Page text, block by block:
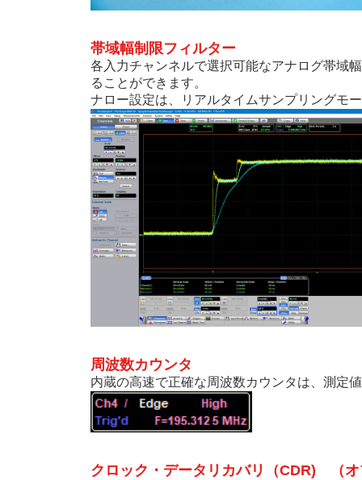
帯域幅制限フィルター
各入力チャンネルで選択可能なアナログ帯域
ることができます。
ナロー設定は、リアルタイムサンプリングモ
周波数カウンタ
内蔵の高速で正確な周波数カウンタは、測定
クロック・データリカバリ（CDR) （オ